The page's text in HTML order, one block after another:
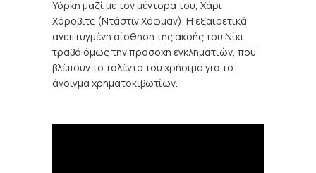
Υόρκη μαζί με τον μέντορα του, Χάρι
Χόροβιτς (Ντάστιν Χόφμαν). Η εξαιρετικά
ανεπτυγμένη αίσθηση της ακοής του Νίκι
τραβά όμως την προσοχή εγκληματιών, που
βλέπουν το ταλέντο του χρήσιμο για το
άνοιγμα χρηματοκιβωτίων.